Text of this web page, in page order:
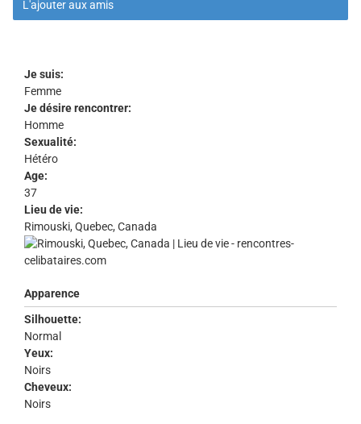
L'ajouter aux amis
Je suis:
Femme
Je désire rencontrer:
Homme
Sexualité:
Hétéro
Age:
37
Lieu de vie:
Rimouski, Quebec, Canada
Apparence
Silhouette:
Normal
Yeux:
Noirs
Cheveux:
Noirs